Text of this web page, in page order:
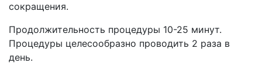
сокращения.
Продолжительность процедуры 10-25 минут.
Процедуры целесообразно проводить 2 раза в
день.